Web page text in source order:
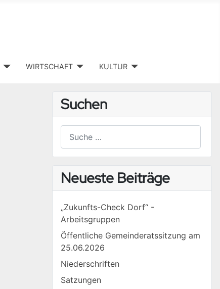
WIRTSCHAFT KULTUR
Suchen
Neueste Beiträge
„Zukunfts-Check Dorf“ -
Arbeitsgruppen
Öffentliche Gemeinderatssitzung am
25.06.2026
Niederschriften
Satzungen